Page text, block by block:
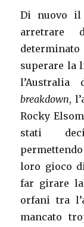
Di nuovo il
arretrare
superare la
l’Australia
breakdown,
Rocky
stati
loro gioco
far girare
orfani tra
mancato